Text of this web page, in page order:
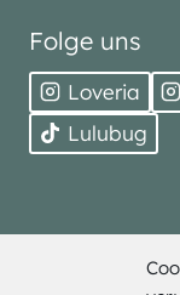
Folge uns
Loveria
Lulubug
© 2026 Bell